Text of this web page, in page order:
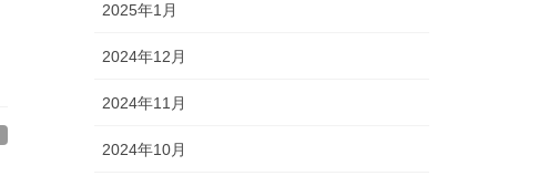
2025年1月
2024年12月
2024年11月
2024年10月